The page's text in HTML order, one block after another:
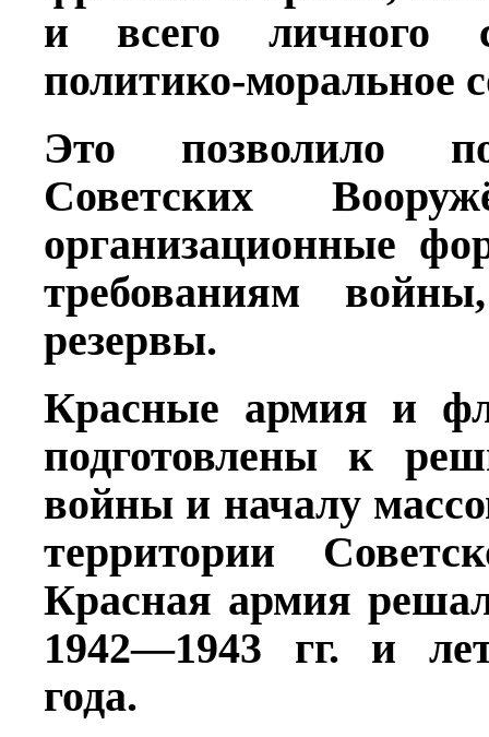
и всего личного
политико-моральное
Это позволило
Советских
организационные
требованиям
резервы.
Красные армия и
подготовлены к
войны и началу
территории
Красная армия
1942—1943 гг. и
года.